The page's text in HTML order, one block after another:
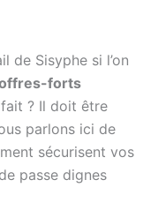
de Sisyphe si l’on
forts
? Il doit être
parlons ici de
sécurisent vos
passe dignes